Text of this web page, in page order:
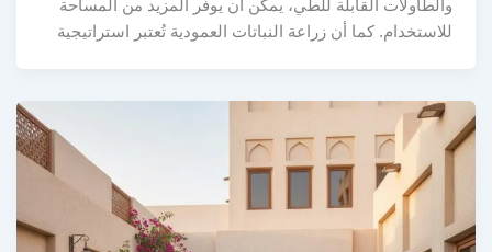
والطاولات القابلة للطي، يمكن أن يوفر المزيد من المساحة
للاستخدام. كما أن زراعة النباتات العمودية تُعتبر استراتيجية